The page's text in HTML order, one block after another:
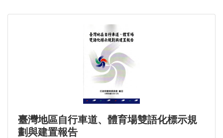
臺灣地區自行車道、體育場雙語化標示規
劃與建置報告